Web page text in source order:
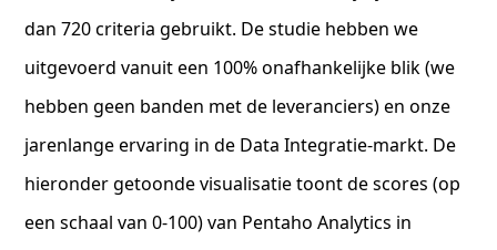
dan 720 criteria gebruikt. De studie hebben we
uitgevoerd vanuit een 100% onafhankelijke blik (we
hebben geen banden met de leveranciers) en onze
jarenlange ervaring in de Data Integratie-markt. De
hieronder getoonde visualisatie toont de scores (op
een schaal van 0-100) van Pentaho Analytics in